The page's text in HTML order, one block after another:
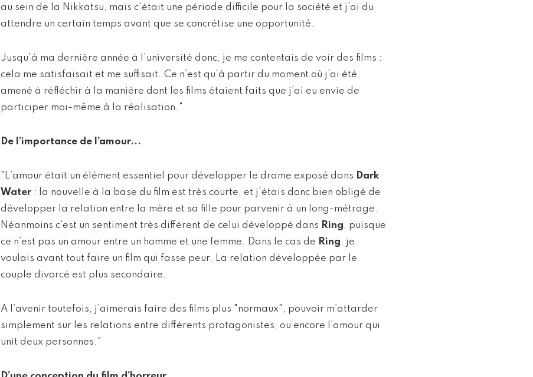
au sein de la Nikkatsu, mais c’était une période difficile pour la société et j’ai du
attendre un certain temps avant que se concrétise une opportunité.
Jusqu’à ma dernière année à l’université donc, je me contentais de voir des films :
cela me satisfaisait et me suffisait. Ce n’est qu’à partir du moment où j’ai été
amené à réfléchir à la manière dont les films étaient faits que j’ai eu envie de
participer moi-même à la réalisation."
De l’importance de l’amour...
"L’amour était un élément essentiel pour développer le drame exposé dans Dark
Water: la nouvelle à la base du film est très courte, et j’étais donc bien obligé de
développer la relation entre la mère et sa fille pour parvenir à un long-métrage.
Néanmoins c’est un sentiment très différent de celui développé dans Ring, puisque
ce n’est pas un amour entre un homme et une femme. Dans le cas de Ring, je
voulais avant tout faire un film qui fasse peur. La relation développée par le
couple divorcé est plus secondaire.
A l’avenir toutefois, j’aimerais faire des films plus "normaux", pouvoir m’attarder
simplement sur les relations entre différents protagonistes, ou encore l’amour qui
unit deux personnes."